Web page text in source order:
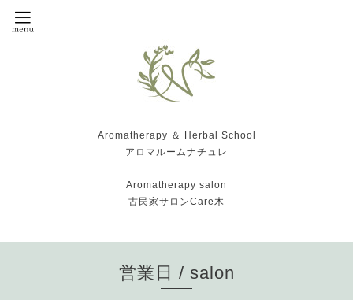
Aromatherapy ＆ Herbal School
アロマルームナチュレ
Aromatherapy salon
古民家サロンCare木
営業日 / salon